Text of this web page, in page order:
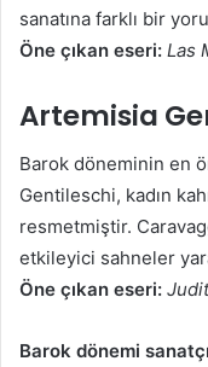
sanatına farklı bir
Öne çıkan eseri: Las
Artemisia
Barok döneminin en
Gentileschi, kadın
resmetmiştir.
etkileyici sahneler
Öne çıkan eseri:
Barok dönemi